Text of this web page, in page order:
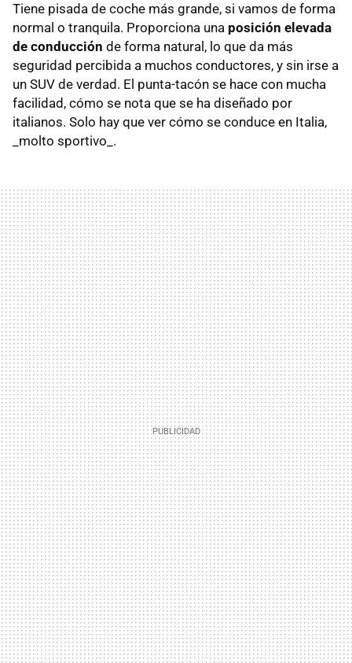
Tiene pisada de coche más grande, si vamos de forma
normal o tranquila. Proporciona una posición elevada
de conducción de forma natural, lo que da más
seguridad percibida a muchos conductores, y sin irse a
un SUV de verdad. El punta-tacón se hace con mucha
facilidad, cómo se nota que se ha diseñado por
italianos. Solo hay que ver cómo se conduce en Italia,
_molto sportivo_.